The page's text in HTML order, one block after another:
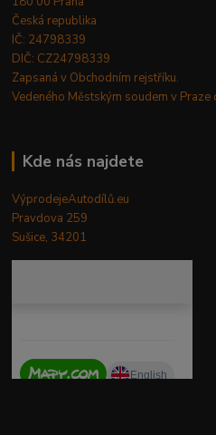
Česká republika
IČ: 24798339
DIČ: CZ24798339
Zapsaná v Obchodním rejstříku.
Vedeného Městským soudem v
Kde nás najdete
VýprodejeAutodílů.eu
Pravdova 259
Sušice, 34201